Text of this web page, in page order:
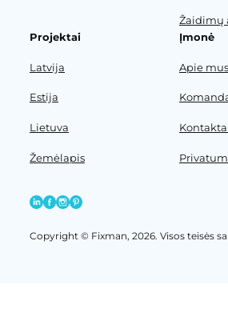
Žaidimų
Projektai
Latvija
Estija
Lietuva
Žemėlapis
Įmonė
Apie mus
Copyright © Fixman, 2026. Visos teisės